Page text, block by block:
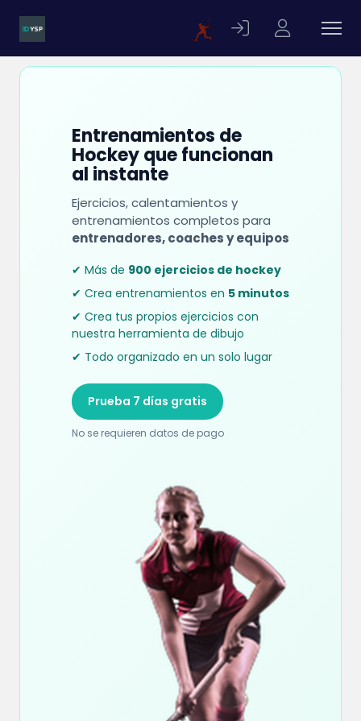
Entrenamientos de
Hockey que funcionan
al instante
Ejercicios, calentamientos y
entrenamientos completos para
entrenadores, coaches y equipos
✔ Más de 900 ejercicios de hockey
✔ Crea entrenamientos en 5 minutos
✔ Crea tus propios ejercicios con
nuestra herramienta de dibujo
✔ Todo organizado en un solo lugar
Prueba 7 días gratis
No se requieren datos de pago